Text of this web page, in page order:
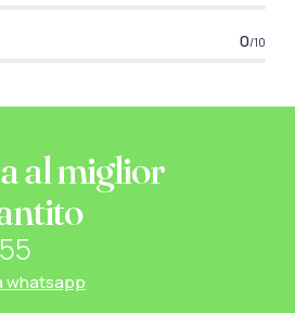
0/10
al miglior
whatsapp